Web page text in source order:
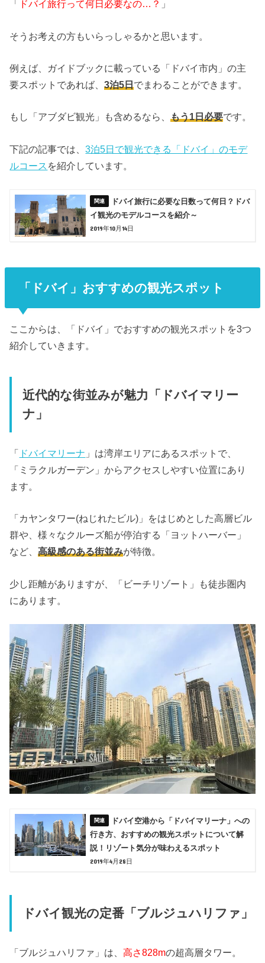
「 ドバイ旅行って何日必要なの…？ 」
そうお考えの方もいらっしゃるかと思います。
例えば、ガイドブックに載っている「ドバイ市内」の主
要スポットであれば、3泊5日でまわることができます。
もし「アブダビ観光」も含めるなら、もう1日必要です。
下記の記事では、3泊5日で観光できる「ドバイ」のモデ
ルコース を紹介しています。
ドバイ旅行に必要な日数って何日？ドバ
イ観光のモデルコースを紹介～
2019年10月14日
「ドバイ」おすすめの観光スポット
ここからは、「ドバイ」でおすすめの観光スポットを3つ
紹介していきます。
近代的な街並みが魅力「ドバイマリー
ナ」
「 ドバイマリーナ 」は湾岸エリアにあるスポットで、
「ミラクルガーデン」からアクセスしやすい位置にあり
ます。
「カヤンタワー(ねじれたビル)」をはじめとした高層ビル
群や、様々なクルーズ船が停泊する「ヨットハーバー」
など、高級感のある街並みが特徴。
少し距離がありますが、「ビーチリゾート」も徒歩圏内
にあります。
ドバイ空港から「ドバイマリーナ」への
行き方、おすすめの観光スポットについて解
説！リゾート気分が味わえるスポット
2019年4月28日
ドバイ観光の定番「ブルジュハリファ」
「ブルジュハリファ」は、高さ828mの超高層タワー。